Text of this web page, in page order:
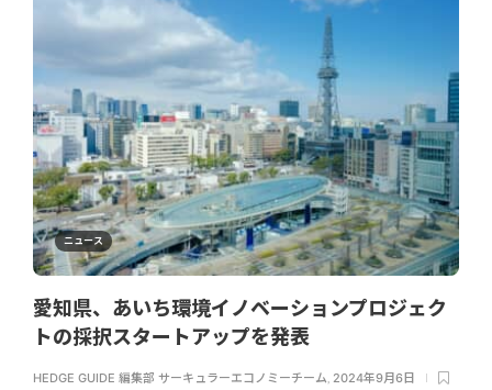
ニュース
愛知県、あいち環境イノベーションプロジェク
トの採択スタートアップを発表
HEDGE GUIDE 編集部 サーキュラーエコノミーチーム, 2024年9月6日